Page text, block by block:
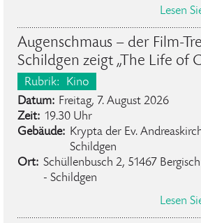
Lesen
Augenschmaus – der Film-
Schildgen zeigt „The Life of
Rubrik:
Kino
Datum: Freitag, 7. August 2026
Zeit: 19.30 Uhr
Gebäude: Krypta der Ev.
Schildgen
Ort: Schüllenbusch 2, 51467
- Schildgen
Lesen